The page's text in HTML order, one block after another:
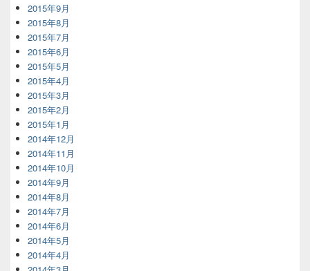
2015年9月
2015年8月
2015年7月
2015年6月
2015年5月
2015年4月
2015年3月
2015年2月
2015年1月
2014年12月
2014年11月
2014年10月
2014年9月
2014年8月
2014年7月
2014年6月
2014年5月
2014年4月